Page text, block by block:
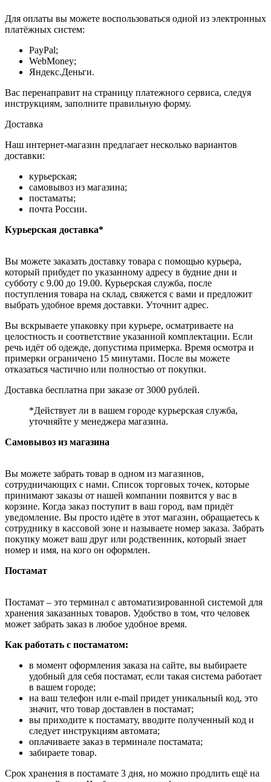
Для оплаты вы можете воспользоваться одной из электронных
платёжных систем:
PayPal;
WebMoney;
Яндекс.Деньги.
Вас перенаправит на страницу платежного сервиса, следуя
инструкциям, заполните правильную форму.
Доставка
Наш интернет-магазин предлагает несколько вариантов
доставки:
курьерская;
самовывоз из магазина;
постаматы;
почта России.
Курьерская доставка*
Вы можете заказать доставку товара с помощью курьера,
который прибудет по указанному адресу в будние дни и
субботу с 9.00 до 19.00. Курьерская служба, после
поступления товара на склад, свяжется с вами и предложит
выбрать удобное время доставки. Уточнит адрес.
Вы вскрываете упаковку при курьере, осматриваете на
целостность и соответствие указанной комплектации. Если
речь идёт об одежде, допустима примерка. Время осмотра и
примерки ограничено 15 минутами. После вы можете
отказаться частично или полностью от покупки.
Доставка бесплатна при заказе от 3000 рублей.
*Действует ли в вашем городе курьерская служба,
уточняйте у менеджера магазина.
Самовывоз из магазина
Вы можете забрать товар в одном из магазинов,
сотрудничающих с нами. Список торговых точек, которые
принимают заказы от нашей компании появится у вас в
корзине. Когда заказ поступит в ваш город, вам придёт
уведомление. Вы просто идёте в этот магазин, обращаетесь к
сотруднику в кассовой зоне и называете номер заказа. Забрать
покупку может ваш друг или родственник, который знает
номер и имя, на кого он оформлен.
Постамат
Постамат – это терминал с автоматизированной системой для
хранения заказанных товаров. Удобство в том, что человек
может забрать заказ в любое удобное время.
Как работать с постаматом:
в момент оформления заказа на сайте, вы выбираете
удобный для себя постамат, если такая система работает
в вашем городе;
на ваш телефон или e-mail придет уникальный код, это
значит, что товар доставлен в постамат;
вы приходите к постамату, вводите полученный код и
следует инструкциям автомата;
оплачиваете заказ в терминале постамата;
забираете товар.
Срок хранения в постамате 3 дня, но можно продлить ещё на